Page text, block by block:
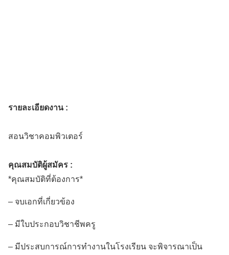
รายละเอียดงาน :
สอนวิชาคอมพิวเตอร์
คุณสมบัติผู้สมัคร :
*คุณสมบัติที่ต้องการ*
– จบเอกที่เกี่ยวข้อง
– มีใบประกอบวิชาชีพครู
– มีประสบการณ์การทำงานในโรงเรียน จะพิจารณาเป็น